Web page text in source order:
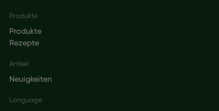
Produkte
Produkte
Rezepte
Artikel
Neuigkeiten
Language